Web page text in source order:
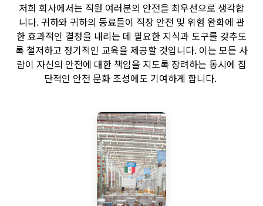
저희 회사에서는 직원 여러분의 안전을 최우선으로 생각합
니다. 귀하와 귀하의 동료들이 직장 안전 및 위험 완화에 관
한 효과적인 결정을 내리는 데 필요한 지식과 도구를 갖추도
록 철저하고 정기적인 교육을 제공할 것입니다. 이는 모든 사
람이 자신의 안전에 대한 책임을 지도록 장려하는 동시에 집
단적인 안전 문화 조성에도 기여하게 합니다.